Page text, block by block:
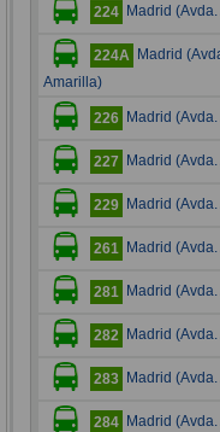
224 Madrid
224A Madrid
Amarilla)
226 Madrid
227 Madrid
229 Madrid
261 Madrid
281 Madrid
282 Madrid
283 Madrid
284 Madrid